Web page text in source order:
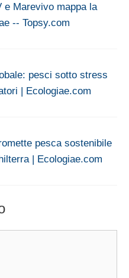
e Marevivo mappa la
-- Topsy.com
pesci sotto stress
| Ecologiae.com
pesca sostenibile
| Ecologiae.com